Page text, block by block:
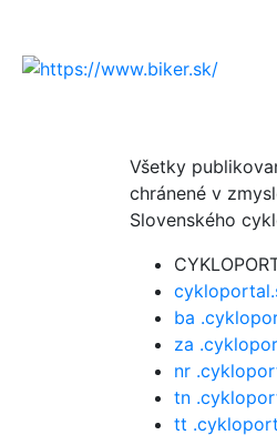
Všetky
chránené v
Slovenského
ba
za
nr
tn
tt